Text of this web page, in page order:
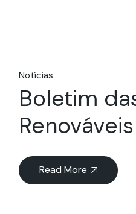
Notícias
Boletim
Renováveis
Read More